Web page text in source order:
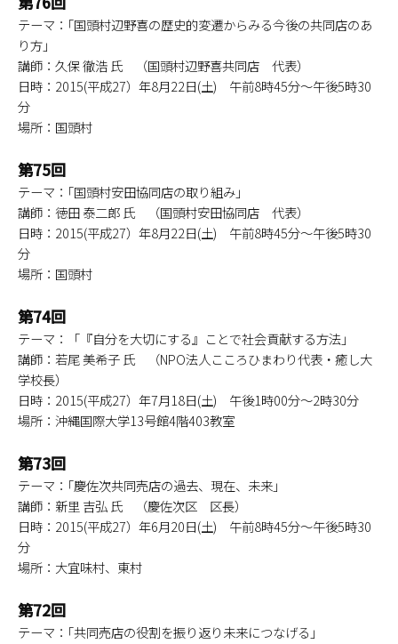
テーマ：｢国頭村辺野喜の歴史的変遷からみる今後の共同店のあ
り方｣
講師：久保 徹浩 氏 （国頭村辺野喜共同店 代表）
日時：2015(平成27）年8月22日(土) 午前8時45分～午後5時30
分
場所：国頭村
第75回
テーマ：｢国頭村安田協同店の取り組み｣
講師：徳田 泰二郎 氏 （国頭村安田協同店 代表）
日時：2015(平成27）年8月22日(土) 午前8時45分～午後5時30
分
場所：国頭村
第74回
テーマ：「『自分を大切にする』ことで社会貢献する方法｣
講師：若尾 美希子 氏 （NPO法人こころひまわり代表・癒し大
学校長）
日時：2015(平成27）年7月18日(土) 午後1時00分～2時30分
場所：沖縄国際大学13号館4階403教室
第73回
テーマ：｢慶佐次共同売店の過去、現在、未来｣
講師：新里 吉弘 氏 （慶佐次区 区長）
日時：2015(平成27）年6月20日(土) 午前8時45分～午後5時30
分
場所：大宜味村、東村
第72回
テーマ：｢共同売店の役割を振り返り未来につなげる｣